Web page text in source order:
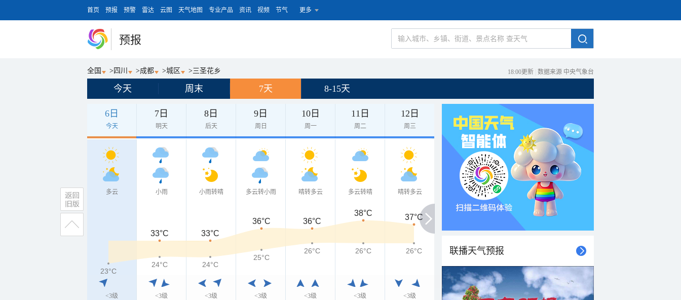
首页 预报 预警 雷达 云图 天气地图 专业产品 资讯 视频 节气 更多
预报
全国 > 四川 >成都 >城区 >三圣花乡 18:00更新 数据来源 中央气象台
今天 周末 7天 8-15天
6日
今天
7日
明天
8日
后天
9日
周日
10日
周一
11日
周二
12日
周三
多云
<3级
小雨
<3级
小雨转晴
<3级
多云转小雨
<3级
晴转多云
<3级
多云转晴
<3级
晴转多云
<3级
33°C 33°C
36°C 36°C
38°C 37°C
23°C
24°C 24°C
25°C
26°C 26°C 26°C 联播天气预报